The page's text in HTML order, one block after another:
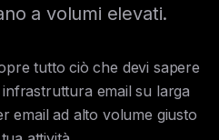
a volumi elevati.
tutto ciò che devi sapere
email su larga
email ad alto volume giusto